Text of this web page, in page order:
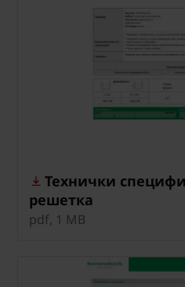
Технички
решетка
pdf, 1 MB